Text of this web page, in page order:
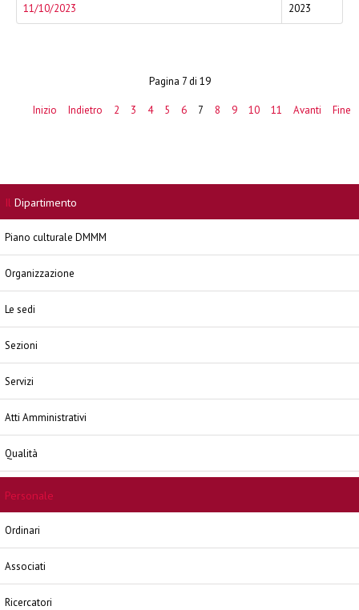
11/10/2023
2023
Pagina 7 di 19
Inizio Indietro 2 3 4 5 6 7 8 9 10 11 Avanti Fine
Il Dipartimento
Piano culturale DMMM
Organizzazione
Le sedi
Sezioni
Servizi
Atti Amministrativi
Qualità
Personale
Ordinari
Associati
Ricercatori